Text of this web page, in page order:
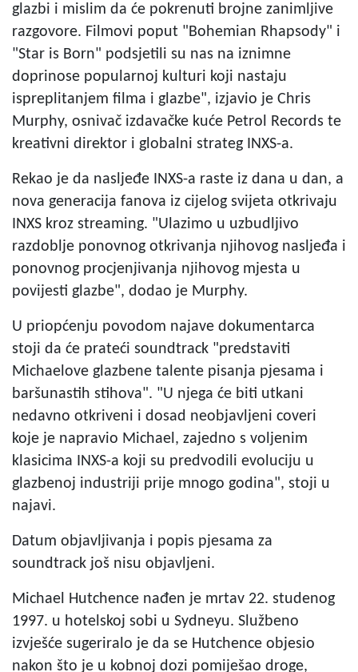
glazbi i mislim da će pokrenuti brojne zanimljive
razgovore. Filmovi poput "Bohemian Rhapsody" i
"Star is Born" podsjetili su nas na iznimne
doprinose popularnoj kulturi koji nastaju
ispreplitanjem filma i glazbe", izjavio je Chris
Murphy, osnivač izdavačke kuće Petrol Records te
kreativni direktor i globalni strateg INXS-a.
Rekao je da nasljeđe INXS-a raste iz dana u dan, a
nova generacija fanova iz cijelog svijeta otkrivaju
INXS kroz streaming. "Ulazimo u uzbudljivo
razdoblje ponovnog otkrivanja njihovog nasljeđa i
ponovnog procjenjivanja njihovog mjesta u
povijesti glazbe", dodao je Murphy.
U priopćenju povodom najave dokumentarca
stoji da će prateći soundtrack "predstaviti
Michaelove glazbene talente pisanja pjesama i
baršunastih stihova". "U njega će biti utkani
nedavno otkriveni i dosad neobjavljeni coveri
koje je napravio Michael, zajedno s voljenim
klasicima INXS-a koji su predvodili evoluciju u
glazbenoj industriji prije mnogo godina", stoji u
najavi.
Datum objavljivanja i popis pjesama za
soundtrack još nisu objavljeni.
Michael Hutchence nađen je mrtav 22. studenog
1997. u hotelskoj sobi u Sydneyu. Službeno
izvješće sugeriralo je da se Hutchence objesio
nakon što je u kobnoj dozi pomiješao droge,